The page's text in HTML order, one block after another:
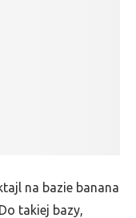
na bazie banana
takiej bazy,